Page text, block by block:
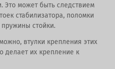
Это может быть следствием
стабилизатора, поломки
стойки.
втулки крепления этих
делает их крепление к